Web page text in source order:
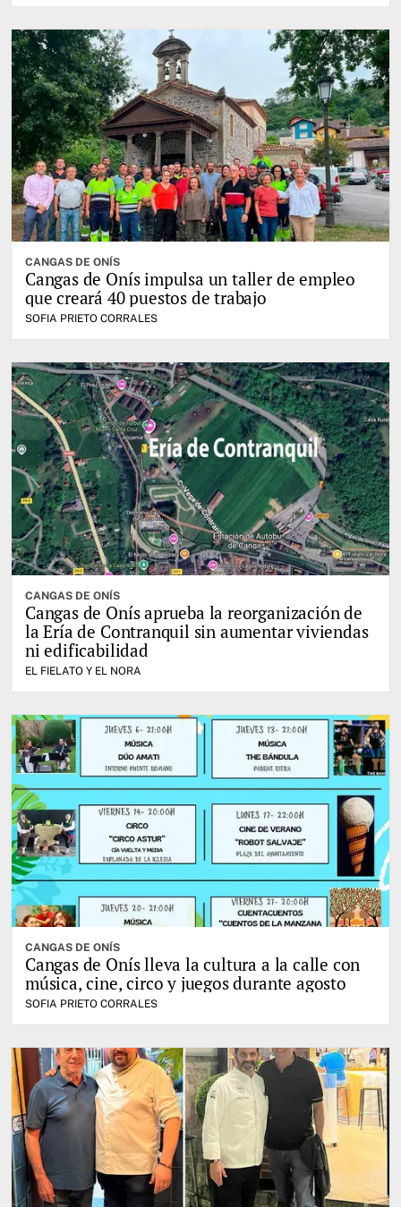
CANGAS DE ONÍS
Cangas de Onís impulsa un taller de empleo
que creará 40 puestos de trabajo
SOFIA PRIETO CORRALES
CANGAS DE ONÍS
Cangas de Onís aprueba la reorganización de
la Ería de Contranquil sin aumentar viviendas
ni edificabilidad
EL FIELATO Y EL NORA
CANGAS DE ONÍS
Cangas de Onís lleva la cultura a la calle con
música, cine, circo y juegos durante agosto
SOFIA PRIETO CORRALES